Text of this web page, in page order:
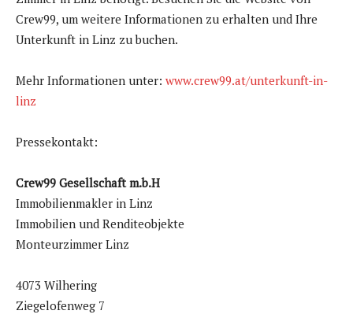
Crew99, um weitere Informationen zu erhalten und Ihre
Unterkunft in Linz zu buchen.
Mehr Informationen unter: www.crew99.at/unterkunft-in-
linz
Pressekontakt:
Crew99 Gesellschaft m.b.H
Immobilienmakler in Linz
Immobilien und Renditeobjekte
Monteurzimmer Linz
4073 Wilhering
Ziegelofenweg 7